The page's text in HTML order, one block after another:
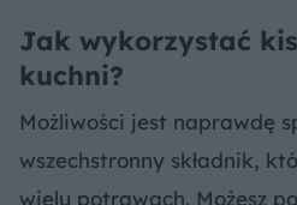
Jak wykorzystać
kuchni?
Możliwości jest naprawdę
wszechstronny składnik,
wielu potrawach. Możesz